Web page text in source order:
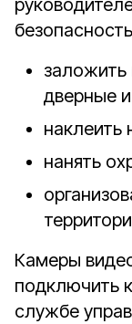
дверные
наклеить
нанять
Камеры
подключить
службе